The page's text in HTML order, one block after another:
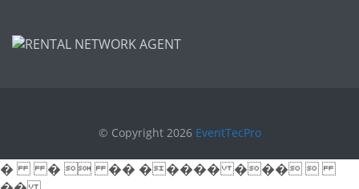
© Copyright 2026 EventTecPro
� �  �� ����� ��� 